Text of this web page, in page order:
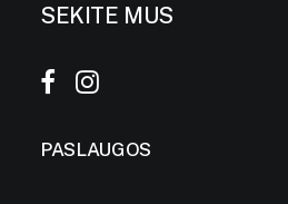
SEKITE MUS
PASLAUGOS